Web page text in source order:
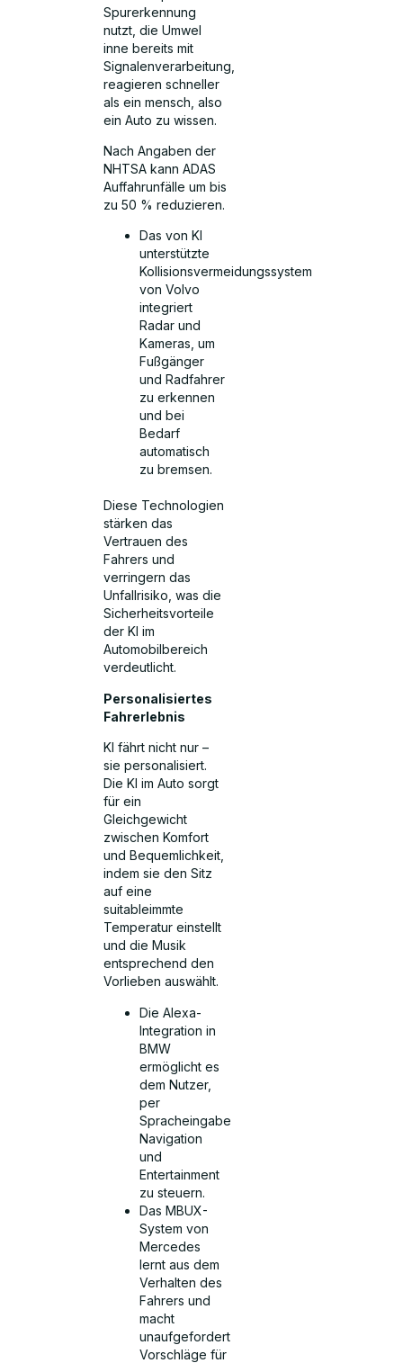
Spurerkennung
nutzt, die Umwel
inne bereits mit
Signalenverarbeitung,
reagieren schneller
als ein mensch, also
ein Auto zu wissen.
Nach Angaben der
NHTSA kann ADAS
Auffahrunfälle um bis
zu 50 % reduzieren.
Das von KI
unterstützte
Kollisionsvermeidungssystem
von Volvo
integriert
Radar und
Kameras, um
Fußgänger
und Radfahrer
zu erkennen
und bei
Bedarf
automatisch
zu bremsen.
Diese Technologien
stärken das
Vertrauen des
Fahrers und
verringern das
Unfallrisiko, was die
Sicherheitsvorteile
der KI im
Automobilbereich
verdeutlicht.
Personalisiertes
Fahrerlebnis
KI fährt nicht nur –
sie personalisiert.
Die KI im Auto sorgt
für ein
Gleichgewicht
zwischen Komfort
und Bequemlichkeit,
indem sie den Sitz
auf eine
suitableimmte
Temperatur einstellt
und die Musik
entsprechend den
Vorlieben auswählt.
Die Alexa-
Integration in
BMW
ermöglicht es
dem Nutzer,
per
Spracheingabe
Navigation
und
Entertainment
zu steuern.
Das MBUX-
System von
Mercedes
lernt aus dem
Verhalten des
Fahrers und
macht
unaufgefordert
Vorschläge für